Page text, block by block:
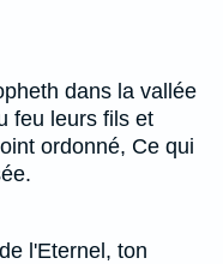
dans la vallée
feu leurs fils et
ordonné, Ce qui
l'Eternel, ton